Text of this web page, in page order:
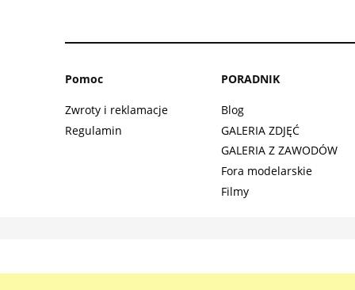
Pomoc
Zwroty i reklamacje
Regulamin
PORADNIK
Blog
GALERIA ZDJĘĆ
GALERIA Z ZAWODÓW
Fora modelarskie
Filmy